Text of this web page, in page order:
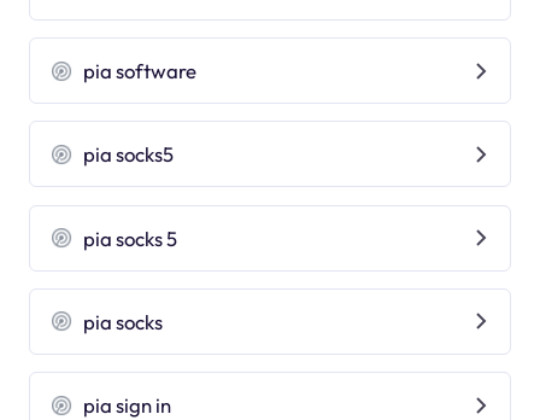
pia software
pia socks5
pia socks 5
pia socks
pia sign in